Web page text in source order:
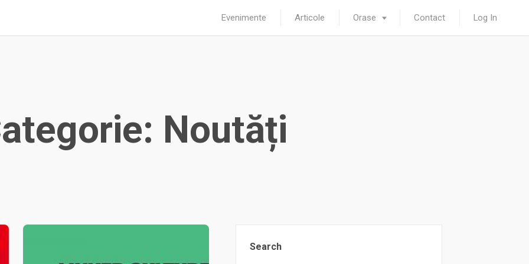
Evenimente Articole Orase Contact Log In
Noutăți
Search